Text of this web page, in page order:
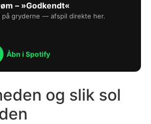
– »Godkendt«
gryderne — afspil direkte her.
Åbn i Spotify
og slik sol